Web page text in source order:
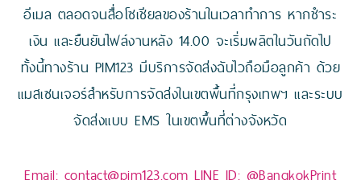
อีเมล ตลอดจนสื่อโซเชียลของร้านในเวลาทำการ หากชำระ
เงิน และยืนยันไฟล์งานหลัง 14.00 จะเริ่มผลิตในวันถัดไป
ทั้งนี้ทางร้าน PIM123 มีบริการจัดส่งฉับไวถือมือลูกค้า ด้วย
แมสเซนเจอร์สำหรับการจัดส่งในเขตพื้นที่กรุงเทพฯ และระบบ
จัดส่งแบบ EMS ในเขตพื้นที่ต่างจังหวัด
Email: contact@pim123.com LINE ID: @BangkokPrint